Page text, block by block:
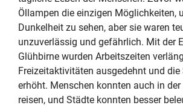
Öllampen die einzigen Möglichkeiten,
Dunkelheit zu sehen, aber sie waren
unzuverlässig und gefährlich. Mit der
Glühbirne wurden Arbeitszeiten
Freizeitaktivitäten ausgedehnt und die
erhöht. Menschen konnten auch in
reisen, und Städte konnten besser